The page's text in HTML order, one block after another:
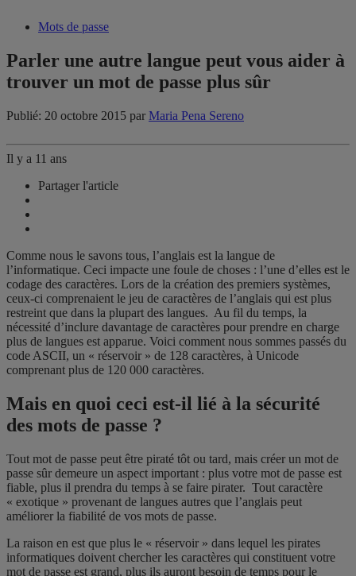
Mots de passe
Parler une autre langue peut vous aider à
trouver un mot de passe plus sûr
Publié: 20 octobre 2015 par Maria Pena Sereno
Il y a 11 ans
Partager l'article
Comme nous le savons tous, l’anglais est la langue de
l’informatique. Ceci impacte une foule de choses : l’une d’elles est le
codage des caractères. Lors de la création des premiers systèmes,
ceux-ci comprenaient le jeu de caractères de l’anglais qui est plus
restreint que dans la plupart des langues. Au fil du temps, la
nécessité d’inclure davantage de caractères pour prendre en charge
plus de langues est apparue. Voici comment nous sommes passés du
code ASCII, un « réservoir » de 128 caractères, à Unicode
comprenant plus de 120 000 caractères.
Mais en quoi ceci est-il lié à la sécurité
des mots de passe ?
Tout mot de passe peut être piraté tôt ou tard, mais créer un mot de
passe sûr demeure un aspect important : plus votre mot de passe est
fiable, plus il prendra du temps à se faire pirater. Tout caractère
« exotique » provenant de langues autres que l’anglais peut
améliorer la fiabilité de vos mots de passe.
La raison en est que plus le « réservoir » dans lequel les pirates
informatiques doivent chercher les caractères qui constituent votre
mot de passe est grand, plus ils auront besoin de temps pour le